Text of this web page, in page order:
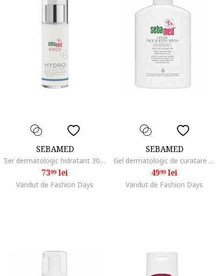
SEBAMED
Ser dermatologic hidratant 30 ml
7399lei
Vandut de Fashion Days
SEBAMED
Gel dermatologic de curatare pentru fata si corp pentru piele sensibila si normala, 300 ml
4999lei
Vandut de Fashion Days